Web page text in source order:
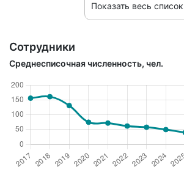
Показать весь список
Сотрудники
Среднесписочная численность, чел.